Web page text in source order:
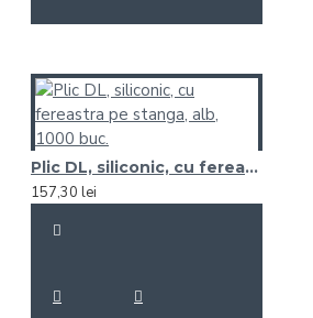
Plic DL, siliconic, cu fereastra pe stanga, alb, 1000 buc.
157,30 lei